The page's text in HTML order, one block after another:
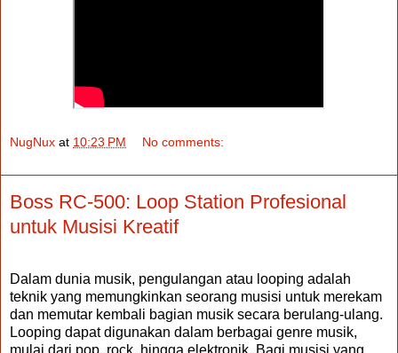
NugNux at 10:23 PM No comments:
Boss RC-500: Loop Station Profesional
untuk Musisi Kreatif
Dalam dunia musik, pengulangan atau looping adalah
teknik yang memungkinkan seorang musisi untuk merekam
dan memutar kembali bagian musik secara berulang-ulang.
Looping dapat digunakan dalam berbagai genre musik,
mulai dari pop, rock, hingga elektronik. Bagi musisi yang